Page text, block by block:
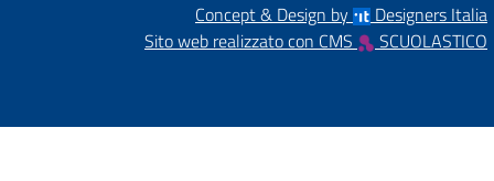
Concept & Design by
Designers Italia
Sito web realizzato con CMS
SCUOLASTICO